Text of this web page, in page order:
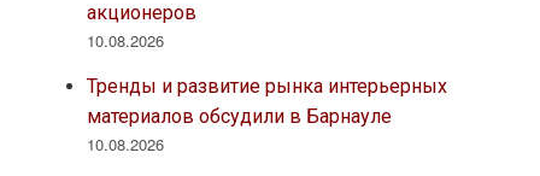
акционеров
10.08.2026
Тренды и развитие рынка интерьерных
материалов обсудили в Барнауле
10.08.2026